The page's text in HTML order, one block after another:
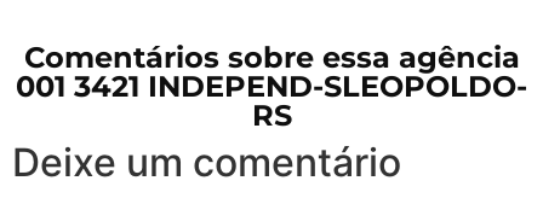
Comentários sobre essa agência
001 3421 INDEPEND-SLEOPOLDO-
RS
Deixe um comentário